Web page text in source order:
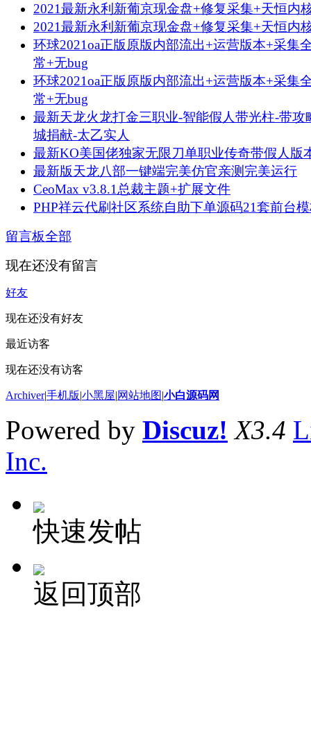
2021最新永利新葡京现金盘+修复采集+天恒内
2021最新永利新葡京现金盘+修复采集+天恒内
环球2021oa正版原版内部流出+运营版本+采集
常+无bug
环球2021oa正版原版内部流出+运营版本+采集
常+无bug
最新天龙火龙打金三职业-智能假人带光柱-带攻
城捐献-太乙实人
最新KO美国佬独家无限刀单职业传奇带假人版
最新版天龙八部一键端完美仿官亲测完美运行
CeoMax v3.8.1总裁主题+扩展文件
PHP祥云代刷社区系统自助下单源码21套前台
留言板全部
现在还没有留言
好友
现在还没有好友
最近访客
现在还没有访客
Archiver|手机版|小黑屋|网站地图|小白源码网
Powered by Discuz! X3.4
Inc.
快速发帖
返回顶部